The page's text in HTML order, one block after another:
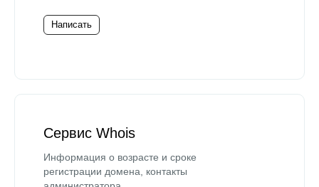
Написать
Сервис Whois
Информация о возрасте и сроке
регистрации домена, контакты